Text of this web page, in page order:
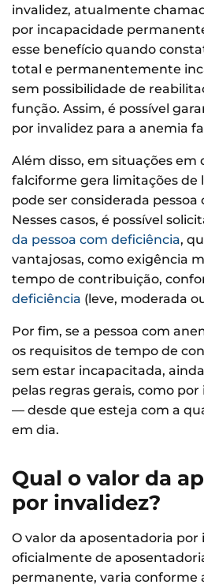
invalidez, atualmente
por incapacidade
esse benefício quando
total e permanentemente
sem possibilidade de
função. Assim, é possível
por invalidez para a anemia
Além disso, em situações em
falciforme gera limitações de
pode ser considerada pessoa
Nesses casos, é possível
da pessoa com deficiência,
vantajosas, como exigência
tempo de contribuição,
deficiência (leve, moderada
Por fim, se a pessoa com
os requisitos de tempo de
sem estar incapacitada,
pelas regras gerais, como
— desde que esteja com a
em dia.
Qual o valor da
por invalidez?
O valor da aposentadoria por
oficialmente de
permanente, varia conforme